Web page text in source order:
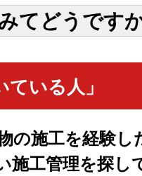
てどうです
いる人」
の施工を経験し
施工管理を探し